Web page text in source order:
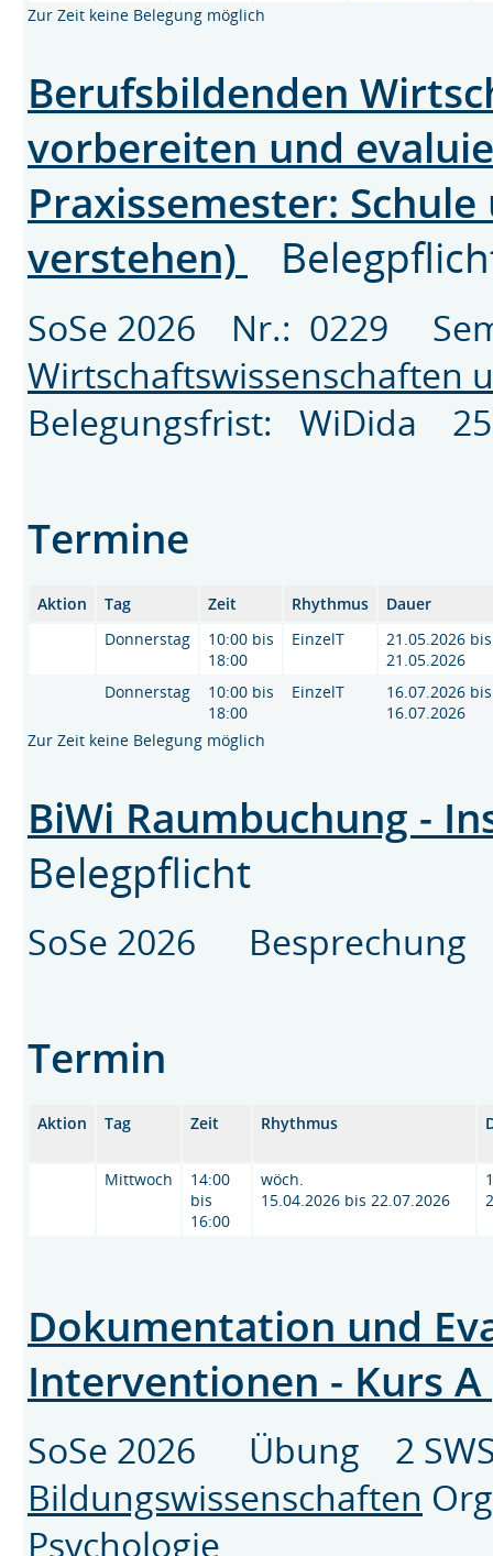
Zur Zeit keine Belegung möglich
Berufsbildenden
vorbereiten und
Praxissemester:
verstehen)
SoSe 2026 Nr.: 0229
Wirtschaftswissenschaften
Belegungsfrist: WiDida
Termine
Aktion Tag Zeit Rhythmus
Dauer
Donnerstag
10:00 bis
18:00
EinzelT
21.05.2026 bis
21.05.2026
Donnerstag
10:00 bis
18:00
EinzelT
16.07.2026 bis
16.07.2026
Zur Zeit keine Belegung möglich
BiWi Raumbuchung -
Belegpflicht
SoSe 2026
Termin
Aktion Tag Zeit Rhythmus
Mittwoch
14:00
bis
16:00
wöch.
15.04.2026 bis 22.07.2026
Dokumentation und
Interventionen - Kurs A
SoSe 2026 Übung 2
Bildungswissenschaften
Psychologie